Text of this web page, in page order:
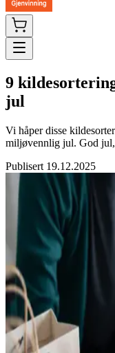
9
jul
Vi håper disse
miljøvennlig jul. God
Publisert 19.12.2025